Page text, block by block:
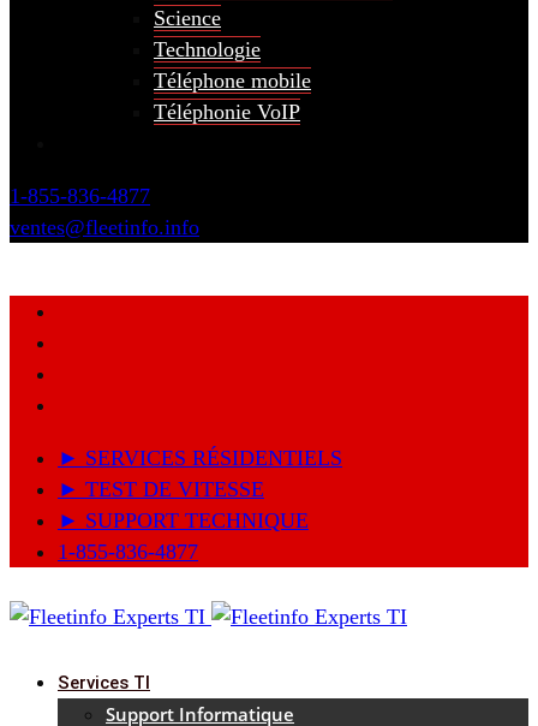
Science
Technologie
Téléphone mobile
Téléphonie VoIP
1-855-836-4877
ventes@fleetinfo.info
► SERVICES RÉSIDENTIELS
► TEST DE VITESSE
► SUPPORT TECHNIQUE
1-855-836-4877
Services TI
Support Informatique